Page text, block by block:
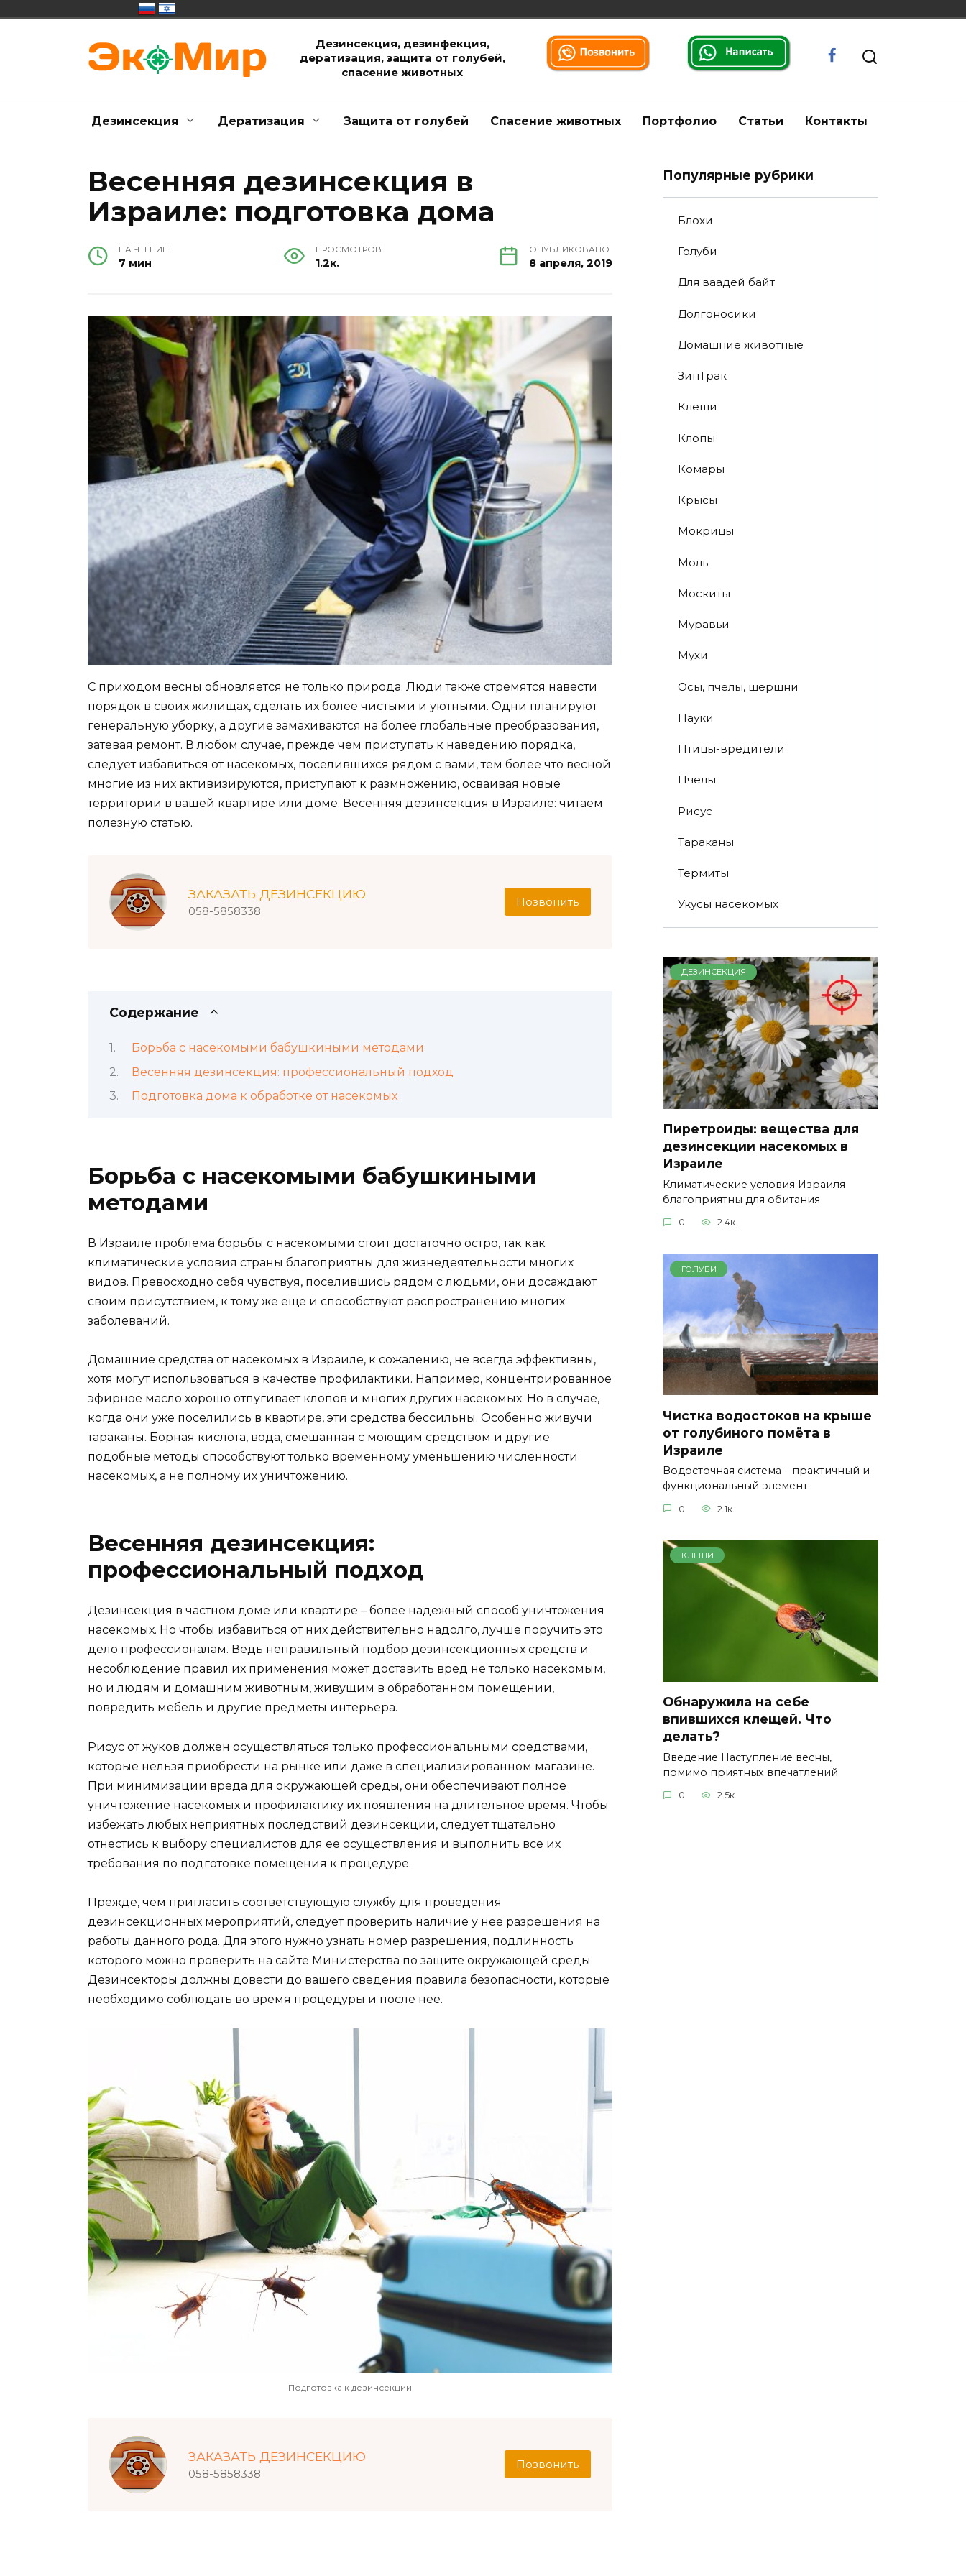
Дезинсекция, дезинфекция,
дератизация, защита от голубей,
спасение животных
Дезинсекция Дератизация Защита от голубей Спасение животных Портфолио Статьи Контакты
Весенняя дезинсекция в
Израиле: подготовка дома
НА ЧТЕНИЕ
7 мин
ПРОСМОТРОВ
1.2к.
ОПУБЛИКОВАНО
8 апреля, 2019
С приходом весны обновляется не только природа. Люди также стремятся навести
порядок в своих жилищах, сделать их более чистыми и уютными. Одни планируют
генеральную уборку, а другие замахиваются на более глобальные преобразования,
затевая ремонт. В любом случае, прежде чем приступать к наведению порядка,
следует избавиться от насекомых, поселившихся рядом с вами, тем более что весной
многие из них активизируются, приступают к размножению, осваивая новые
территории в вашей квартире или доме. Весенняя дезинсекция в Израиле: читаем
полезную статью.
ЗАКАЗАТЬ ДЕЗИНСЕКЦИЮ
058-5858338
Позвонить
Содержание
Борьба с насекомыми бабушкиными методами
Весенняя дезинсекция: профессиональный подход
Подготовка дома к обработке от насекомых
Борьба с насекомыми бабушкиными
методами
В Израиле проблема борьбы с насекомыми стоит достаточно остро, так как
климатические условия страны благоприятны для жизнедеятельности многих
видов. Превосходно себя чувствуя, поселившись рядом с людьми, они досаждают
своим присутствием, к тому же еще и способствуют распространению многих
заболеваний.
Домашние средства от насекомых в Израиле, к сожалению, не всегда эффективны,
хотя могут использоваться в качестве профилактики. Например, концентрированное
эфирное масло хорошо отпугивает клопов и многих других насекомых. Но в случае,
когда они уже поселились в квартире, эти средства бессильны. Особенно живучи
тараканы. Борная кислота, вода, смешанная с моющим средством и другие
подобные методы способствуют только временному уменьшению численности
насекомых, а не полному их уничтожению.
Весенняя дезинсекция:
профессиональный подход
Дезинсекция в частном доме или квартире – более надежный способ уничтожения
насекомых. Но чтобы избавиться от них действительно надолго, лучше поручить это
дело профессионалам. Ведь неправильный подбор дезинсекционных средств и
несоблюдение правил их применения может доставить вред не только насекомым,
но и людям и домашним животным, живущим в обработанном помещении,
повредить мебель и другие предметы интерьера.
Рисус от жуков должен осуществляться только профессиональными средствами,
которые нельзя приобрести на рынке или даже в специализированном магазине.
При минимизации вреда для окружающей среды, они обеспечивают полное
уничтожение насекомых и профилактику их появления на длительное время. Чтобы
избежать любых неприятных последствий дезинсекции, следует тщательно
отнестись к выбору специалистов для ее осуществления и выполнить все их
требования по подготовке помещения к процедуре.
Прежде, чем пригласить соответствующую службу для проведения
дезинсекционных мероприятий, следует проверить наличие у нее разрешения на
работы данного рода. Для этого нужно узнать номер разрешения, подлинность
которого можно проверить на сайте Министерства по защите окружающей среды.
Дезинсекторы должны довести до вашего сведения правила безопасности, которые
необходимо соблюдать во время процедуры и после нее.
Подготовка к дезинсекции
ЗАКАЗАТЬ ДЕЗИНСЕКЦИЮ
058-5858338
Позвонить
Популярные рубрики
Блохи
Голуби
Для ваадей байт
Долгоносики
Домашние животные
ЗипТрак
Клещи
Клопы
Комары
Крысы
Мокрицы
Моль
Москиты
Муравьи
Мухи
Осы, пчелы, шершни
Пауки
Птицы-вредители
Пчелы
Рисус
Тараканы
Термиты
Укусы насекомых
ДЕЗИНСЕКЦИЯ
Пиретроиды: вещества для
дезинсекции насекомых в
Израиле
Климатические условия Израиля
благоприятны для обитания
0 2.4к.
ГОЛУБИ
Чистка водостоков на крыше
от голубиного помёта в
Израиле
Водосточная система – практичный и
функциональный элемент
0 2.1к.
КЛЕЩИ
Обнаружила на себе
впившихся клещей. Что
делать?
Введение Наступление весны,
помимо приятных впечатлений
0 2.5к.